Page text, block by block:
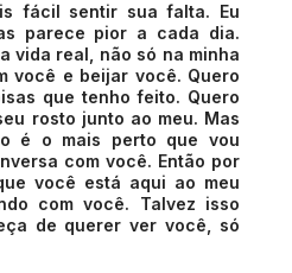
fácil sentir sua falta. Eu
parece pior a cada dia.
vida real, não só na minha
você e beijar você. Quero
que tenho feito. Quero
rosto junto ao meu. Mas
é o mais perto que vou
com você. Então por
você está aqui ao meu
com você. Talvez isso
de querer ver você, só